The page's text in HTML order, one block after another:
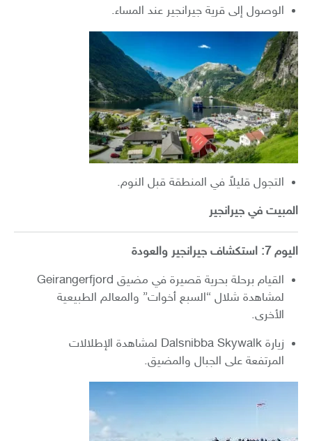
الوصول إلى قرية جيرانجير عند المساء.
التجول قليلاً في المنطقة قبل النوم.
المبيت في جيرانجير
اليوم 7: استكشاف جيرانجير والعودة
القيام برحلة بحرية قصيرة في مضيق Geirangerfjord
لمشاهدة شلال “السبع أخوات” والمعالم الطبيعية
الأخرى.
زيارة Dalsnibba Skywalk لمشاهدة الإطلالات
المرتفعة على الجبال والمضيق.